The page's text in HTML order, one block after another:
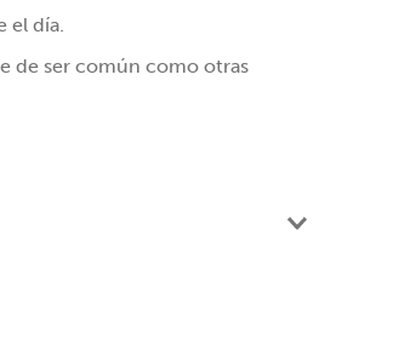
el día.
de ser común como otras